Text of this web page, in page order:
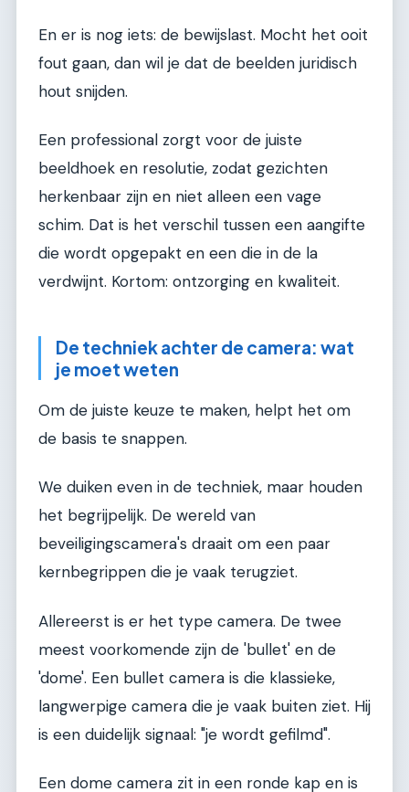
En er is nog iets: de bewijslast. Mocht het ooit
fout gaan, dan wil je dat de beelden juridisch
hout snijden.
Een professional zorgt voor de juiste
beeldhoek en resolutie, zodat gezichten
herkenbaar zijn en niet alleen een vage
schim. Dat is het verschil tussen een aangifte
die wordt opgepakt en een die in de la
verdwijnt. Kortom: ontzorging en kwaliteit.
De techniek achter de camera: wat
je moet weten
Om de juiste keuze te maken, helpt het om
de basis te snappen.
We duiken even in de techniek, maar houden
het begrijpelijk. De wereld van
beveiligingscamera's draait om een paar
kernbegrippen die je vaak terugziet.
Allereerst is er het type camera. De twee
meest voorkomende zijn de 'bullet' en de
'dome'. Een bullet camera is die klassieke,
langwerpige camera die je vaak buiten ziet. Hij
is een duidelijk signaal: "je wordt gefilmd".
Een dome camera zit in een ronde kap en is